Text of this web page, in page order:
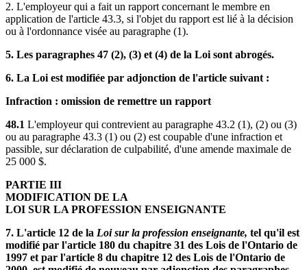
2. L'employeur qui a fait un rapport concernant le membre en
application de l'article 43.3, si l'objet du rapport est lié à la décision
ou à l'ordonnance visée au paragraphe (1).
5. Les paragraphes 47 (2), (3) et (4) de la Loi sont abrogés.
6. La Loi est modifiée par adjonction de l'article suivant :
Infraction : omission de remettre un rapport
48.1 L'employeur qui contrevient au paragraphe 43.2 (1), (2) ou (3)
ou au paragraphe 43.3 (1) ou (2) est coupable d'une infraction et
passible, sur déclaration de culpabilité, d'une amende maximale de
25 000 $.
PARTIE III
MODIFICATION DE LA
LOI SUR LA PROFESSION ENSEIGNANTE
7. L'article 12 de la Loi sur la profession enseignante, tel qu'il est
modifié par l'article 180 du chapitre 31 des Lois de l'Ontario de
1997 et par l'article 8 du chapitre 12 des Lois de l'Ontario de